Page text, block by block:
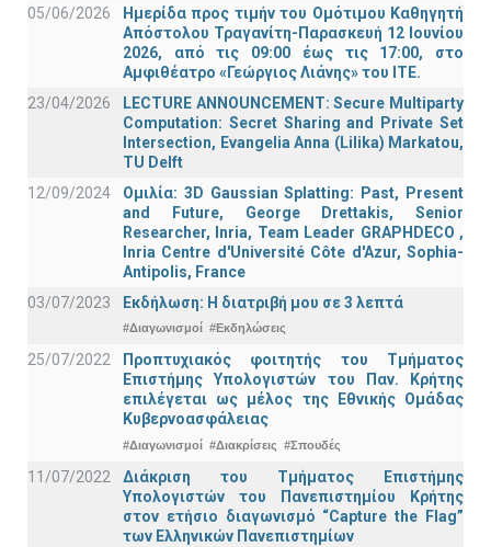
05/06/2026
Ημερίδα προς τιμήν του Ομότιμου Καθηγητή
Απόστολου Τραγανίτη-Παρασκευή 12 Ιουνίου
2026, από τις 09:00 έως τις 17:00, στο
Αμφιθέατρο «Γεώργιος Λιάνης» του ΙΤΕ.
23/04/2026
LECTURE ANNOUNCEMENT: Secure Multiparty
Computation: Secret Sharing and Private Set
Intersection, Evangelia Anna (Lilika) Markatou,
TU Delft
12/09/2024
Ομιλία: 3D Gaussian Splatting: Past, Present
and Future, George Drettakis, Senior
Researcher, Inria, Team Leader GRAPHDECO ,
Inria Centre d'Université Côte d'Azur, Sophia-
Antipolis, France
03/07/2023
Εκδήλωση: Η διατριβή μου σε 3 λεπτά
#Διαγωνισμοί #Εκδηλώσεις
25/07/2022
Προπτυχιακός φοιτητής του Τμήματος
Επιστήμης Υπολογιστών του Παν. Κρήτης
επιλέγεται ως μέλος της Εθνικής Ομάδας
Κυβερνοασφάλειας
#Διαγωνισμοί #Διακρίσεις #Σπουδές
11/07/2022
Διάκριση του Τμήματος Επιστήμης
Υπολογιστών του Πανεπιστημίου Κρήτης
στον ετήσιο διαγωνισμό “Capture the Flag”
των Ελληνικών Πανεπιστημίων